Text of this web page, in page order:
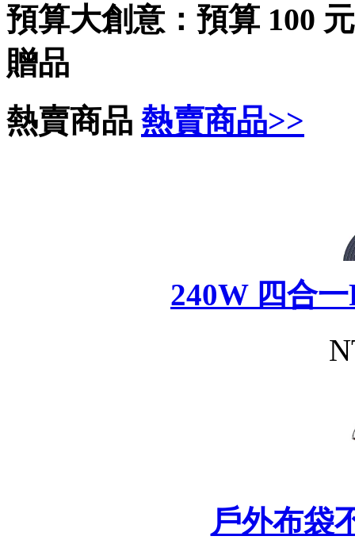
預算大創意：預算 100
贈品
熱賣商品 熱賣商品>>
240W 四合
戶外布袋